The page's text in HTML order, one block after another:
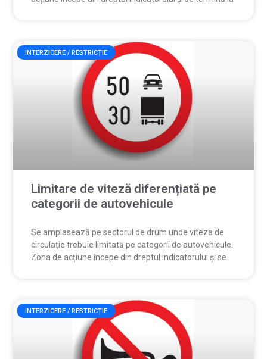
INTERZICERE / RESTRICȚIE
Limitare de viteză diferențiată pe
categorii de autovehicule
Se amplasează pe sectorul de drum unde viteza de
circulație trebuie limitată pe categorii de autovehicule.
Zona de acțiune începe din dreptul indicatorului și se
INTERZICERE / RESTRICȚIE